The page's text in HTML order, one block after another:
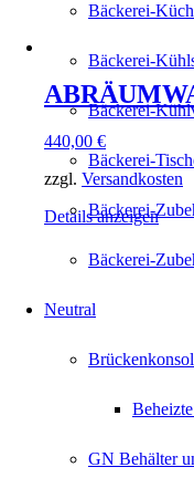
Bäckerei-
Bäckerei-
Bäckerei-
Bäckerei-
Bäckerei-
Bäckerei-
Neutral
GN Behälter
440,00 €
zzgl. Versandkosten
Details anzeigen